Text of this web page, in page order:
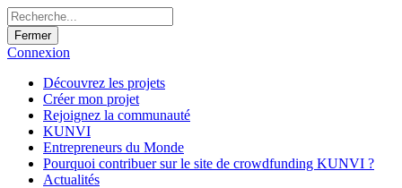
Fermer
Connexion
Découvrez les projets
Créer mon projet
Rejoignez la communauté
KUNVI
Entrepreneurs du Monde
Pourquoi contribuer sur le site de crowdfunding KUNVI ?
Actualités